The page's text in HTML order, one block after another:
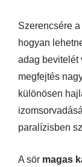
Szerencsére
hogyan
adag bevitelét
megfejtés
különösen
paralízisben
A sör magas